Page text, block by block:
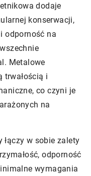
dodaje
konserwacji,
odporność na
Metalowe
trwałością i
co czyni je
na
łączy w sobie zalety
odporność
wymagania